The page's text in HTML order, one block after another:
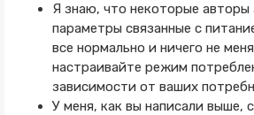
Я знаю, что некоторые авторы
параметры связанные с
все нормально и ничего не
настраивайте режим
зависимости от ваших
У меня, как вы написали выше,